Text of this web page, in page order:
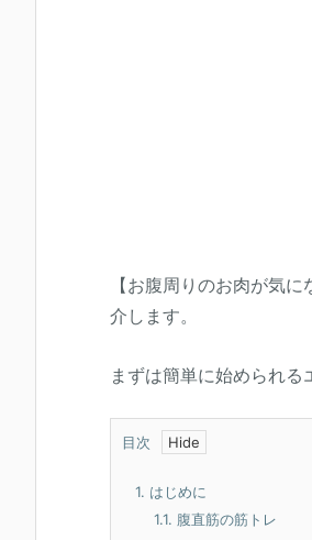
【お腹周りのお肉が気
介します。
まずは簡単に始められる
目次
1. はじめに
1.1. 腹直筋の筋トレ